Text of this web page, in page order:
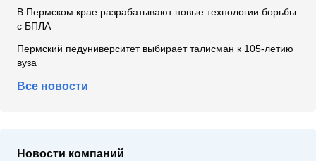
В Пермском крае разрабатывают новые технологии борьбы
с БПЛА
Пермский педуниверситет выбирает талисман к 105-летию
вуза
Все новости
Новости компаний